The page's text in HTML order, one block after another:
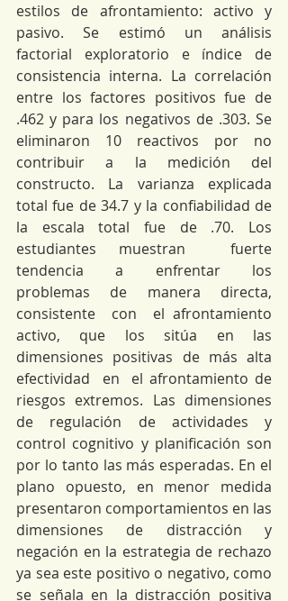
estilos  de  afrontamiento:  activo  y
pasivo.  Se  estimó  un  análisis
factorial exploratorio e índice de
consistencia interna. La correlación
entre los factores positivos fue de
.462 y para los negativos de .303. Se
eliminaron 10 reactivos por no
contribuir a la medición del
constructo. La varianza explicada
total fue de 34.7 y la confiabilidad de
la escala total fue de .70. Los
estudiantes muestran  fuerte
tendencia  a  enfrentar  los
problemas  de  manera  directa,
consistente  con  el afrontamiento
activo,  que  los  sitúa  en  las
dimensiones  positivas  de  más  alta
efectividad  en  el afrontamiento de
riesgos extremos. Las dimensiones
de regulación de actividades y
control cognitivo y planificación son
por lo tanto las más esperadas. En el
plano opuesto, en menor medida
presentaron comportamientos en las
dimensiones de distracción y
negación en la estrategia de rechazo
ya sea este positivo o negativo, como
se señala en la distracción positiva